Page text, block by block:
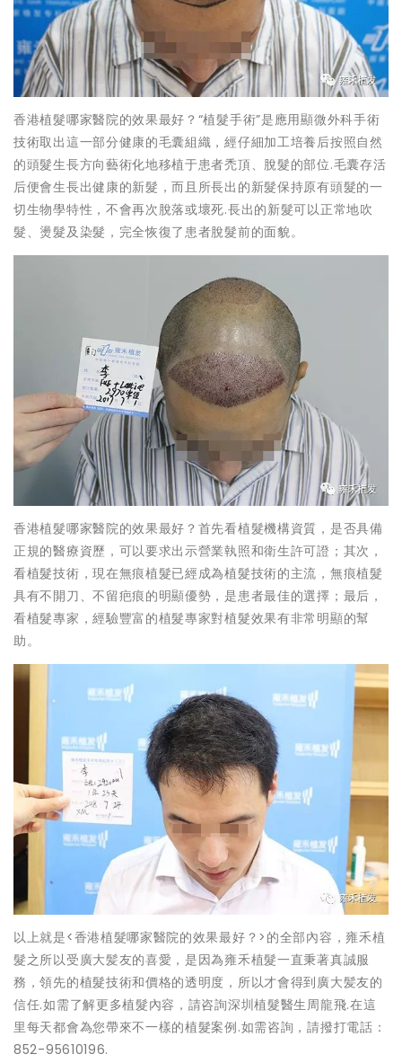
香港植髮哪家醫院的效果最好？“植髮手術”是應用顯微外科手術
技術取出這一部分健康的毛囊組織，經仔細加工培養后按照自然
的頭髮生長方向藝術化地移植于患者禿頂、脫髮的部位.毛囊存活
后便會生長出健康的新髮，而且所長出的新髮保持原有頭髮的一
切生物學特性，不會再次脫落或壞死.長出的新髮可以正常地吹
髮、燙髮及染髮，完全恢復了患者脫髮前的面貌。
香港植髮哪家醫院的效果最好？首先看植髮機構資質，是否具備
正規的醫療資歷，可以要求出示營業執照和衛生許可證；其次，
看植髮技術，現在無痕植髮已經成為植髮技術的主流，無痕植髮
具有不開刀、不留疤痕的明顯優勢，是患者最佳的選擇；最后，
看植髮專家，經驗豐富的植髮專家對植髮效果有非常明顯的幫
助。
以上就是<香港植髮哪家醫院的效果最好？>的全部內容，雍禾植
髮之所以受廣大髪友的喜愛，是因為雍禾植髮一直秉著真誠服
務，領先的植髮技術和價格的透明度，所以才會得到廣大髪友的
信任.如需了解更多植髮內容，請咨詢深圳植髮醫生周龍飛.在這
里每天都會為您帶來不一樣的植髮案例.如需咨詢，請撥打電話：
852-95610196.